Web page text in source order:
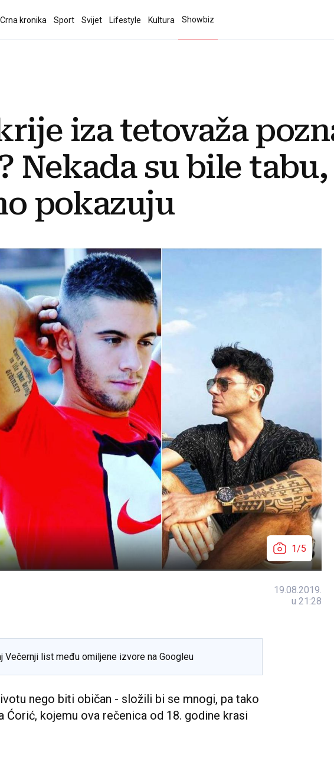
Crna kronika Sport Svijet Lifestyle Kultura Showbiz
iza tetovaža
Nekada su bile tabu,
pokazuju
1/5
19.08.2019.
u 21:28
Večernji list među omiljene izvore na Googleu
nego biti običan - složili bi se mnogi, pa tako
Ćorić, kojemu ova rečenica od 18. godine krasi